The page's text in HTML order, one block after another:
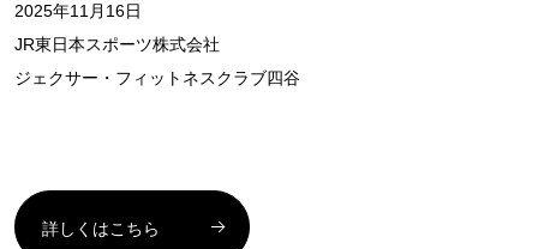
2025年11月16日
JR東日本スポーツ株式会社
ジェクサー・フィットネスクラブ四谷
詳しくはこちら